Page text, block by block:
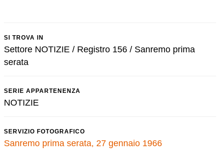
SI TROVA IN
Settore NOTIZIE / Registro 156 / Sanremo prima
serata
SERIE APPARTENENZA
NOTIZIE
SERVIZIO FOTOGRAFICO
Sanremo prima serata, 27 gennaio 1966